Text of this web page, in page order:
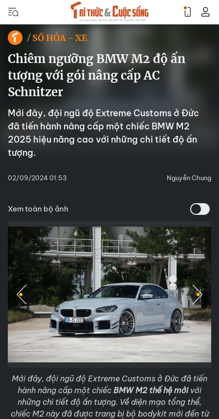
SỐ HÓA - XE
Chiêm ngưỡng BMW M2 độ ấn
tượng với gói nâng cấp AC
Schnitzer
Mới đây, đội ngũ độ Extreme Customs ở ​​Đức
đã tiến hành nâng cấp một chiếc BMW M2
2025 hiệu năng cao với những chi tiết độ ấn
tượng.
02/09/2024 01:53 Nguyễn Chung
Xem toàn bộ ảnh
Mới đây, đội ngũ độ Extreme Customs ở Đức đã tiến
hành nâng cấp một chiếc BMW M2 thế hệ mớivới
những chi tiết độ ấn tượng. Về diện mạo tổng thể,
chiếc M2 này đã được trang bị bộ bodykit mới đến từ